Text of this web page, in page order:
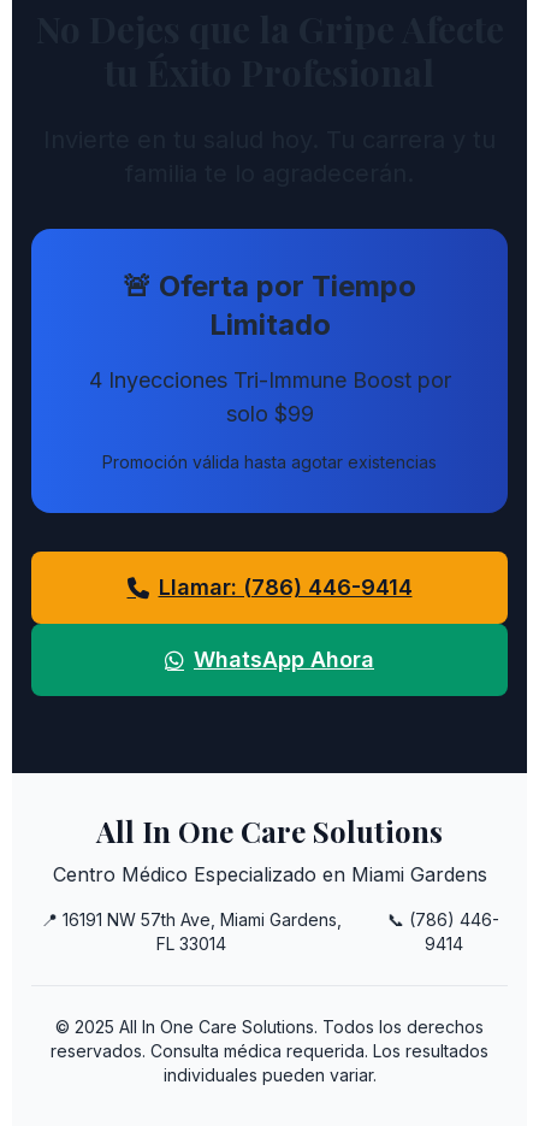
🚨 Oferta por Tiempo
Limitado
4 Inyecciones Tri-Immune Boost por
solo $99
Promoción válida hasta agotar existencias
Llamar: (786) 446-9414
WhatsApp Ahora
All In One Care Solutions
Centro Médico Especializado en Miami Gardens
📍 16191 NW 57th Ave, Miami Gardens,
FL 33014
📞 (786) 446-
9414
© 2025 All In One Care Solutions. Todos los derechos
reservados. Consulta médica requerida. Los resultados
individuales pueden variar.